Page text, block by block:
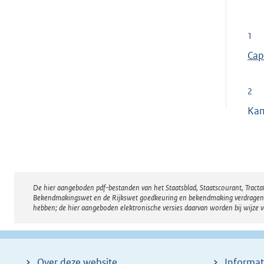
1
E
t
i
n
k
:
2
Disclaimer
De hier aangeboden pdf-bestanden van het Staatsblad, Staatscourant,
Bekendmakingswet en de Rijkswet goedkeuring en bekendmaking
hebben; de hier aangeboden elektronische versies daarvan worden bij wijze